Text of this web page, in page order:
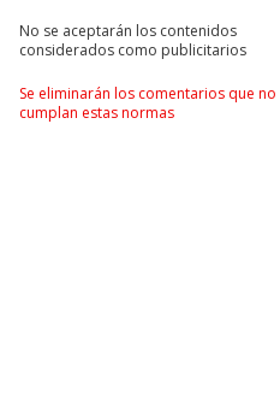
No se aceptarán los contenidos
considerados como publicitarios
Se eliminarán los comentarios que no
cumplan estas normas